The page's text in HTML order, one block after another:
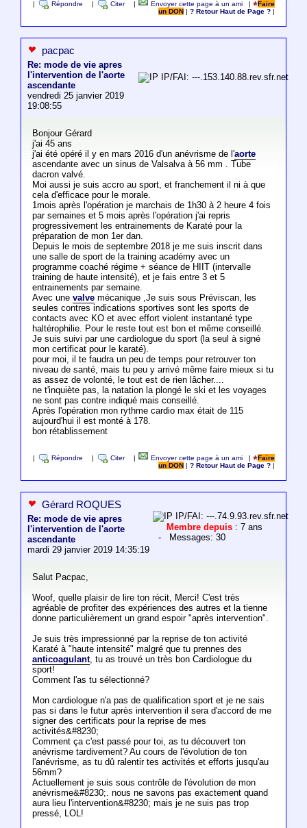
Répondre Citer Envoyer cette page à un ami |
Faire
un DON
|? Retour Haut de Page ?
pacpac
Re: mode de vie apres
l'intervention de l'aorte
ascendante
vendredi 25 janvier 2019
19:08:55
IP/FAI: ---.153.140.88.rev.sfr.net
Bonjour Gérard
j'ai 45 ans
j'ai été opéré il y en mars 2016 d'un anévrisme de l'aorte
ascendante avec un sinus de Valsalva à 56 mm . Tube
dacron valvé.
Moi aussi je suis accro au sport, et franchement il ni à que
cela d'efficace pour le morale.
1mois après l'opération je marchais de 1h30 à 2 heure 4 fois
par semaines et 5 mois après l'opération j'ai repris
progressivement les entrainements de Karaté pour la
préparation de mon 1er dan.
Depuis le mois de septembre 2018 je me suis inscrit dans
une salle de sport de la training académy avec un
programme coaché régime + séance de HIIT (intervalle
training de haute intensité), et je fais entre 3 et 5
entrainements par semaine.
Avec une valvemécanique ,Je suis sous Préviscan, les
seules contres indications sportives sont les sports de
contacts avec KO et avec effort violent instantané type
haltérophilie. Pour le reste tout est bon et même conseillé.
Je suis suivi par une cardiologue du sport (la seul à signé
mon certificat pour le karaté).
pour moi, il te faudra un peu de temps pour retrouver ton
niveau de santé, mais tu peu y arrivé même faire mieux si tu
as assez de volonté, le tout est de rien lâcher....
ne t'inquiète pas, la natation la plongé le ski et les voyages
ne sont pas contre indiqué mais conseillé.
Après l'opération mon rythme cardio max était de 115
aujourd'hui il est monté à 178.
bon rétablissement
Répondre Citer Envoyer cette page à un ami |
Faire
un DON
|? Retour Haut de Page ?
Gérard ROQUES
Re: mode de vie apres
l'intervention de l'aorte
ascendante
mardi 29 janvier 2019 14:35:19
IP/FAI: ---.74.9.93.rev.sfr.net
Membre depuis : 7 ans
- Messages: 30
Salut Pacpac,
Woof, quelle plaisir de lire ton récit, Merci! C'est très
agréable de profiter des expériences des autres et la tienne
donne particulièrement un grand espoir "après intervention".
Je suis très impressionné par la reprise de ton activité
Karaté à "haute intensité" malgré que tu prennes des
anticoagulant, tu as trouvé un très bon Cardiologue du
sport!
Comment l'as tu sélectionné?
Mon cardiologue n'a pas de qualification sport et je ne sais
pas si dans le futur après intervention il sera d'accord de me
signer des certificats pour la reprise de mes
activités&#8230;
Comment ça c'est passé pour toi, as tu découvert ton
anévrisme tardivement? Au cours de l'évolution de ton
l'anévrisme, as tu dû ralentir tes activités et efforts jusqu'au
56mm?
Actuellement je suis sous contrôle de l'évolution de mon
anévrisme&#8230;. nous ne savons pas exactement quand
aura lieu l'intervention&#8230; mais je ne suis pas trop
pressé, LOL!